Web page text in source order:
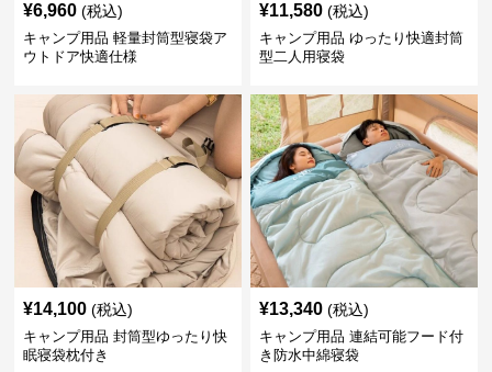
¥6,960 (税込)
キャンプ用品 軽量封筒型寝袋ア
ウトドア快適仕様
¥11,580 (税込)
キャンプ用品 ゆったり快適封筒
型二人用寝袋
¥14,100 (税込)
キャンプ用品 封筒型ゆったり快
眠寝袋枕付き
¥13,340 (税込)
キャンプ用品 連結可能フード付
き防水中綿寝袋